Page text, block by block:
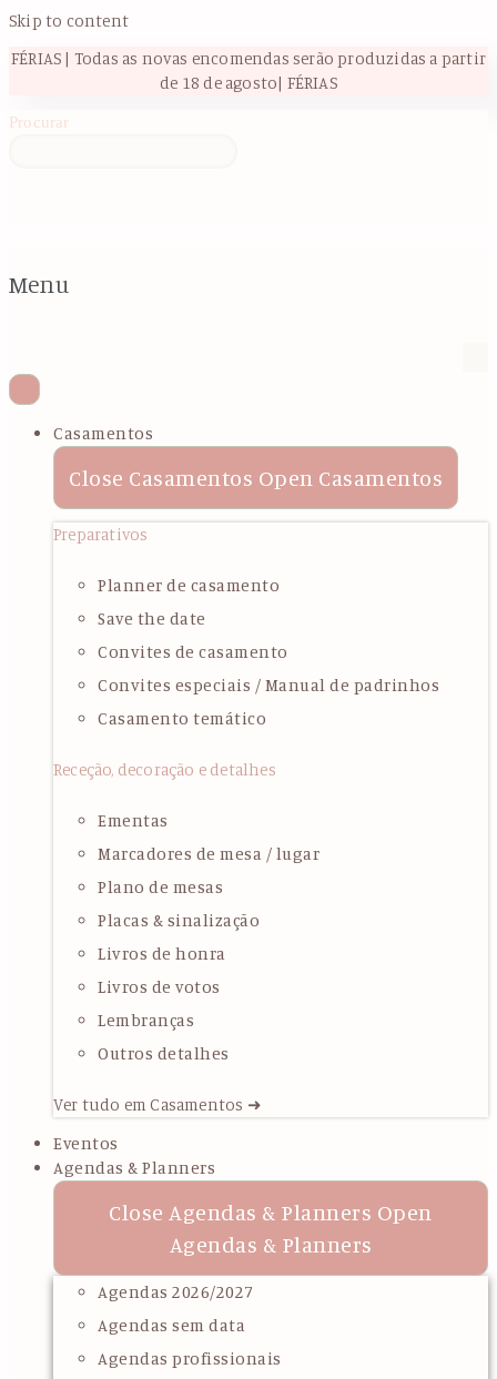
Skip to content
FÉRIAS | Todas as novas encomendas serão produzidas a partir
de 18 de agosto| FÉRIAS
Procurar
Menu
Casamentos
Close Casamentos Open Casamentos
Preparativos
Planner de casamento
Save the date
Convites de casamento
Convites especiais / Manual de padrinhos
Casamento temático
Receção, decoração e detalhes
Ementas
Marcadores de mesa / lugar
Plano de mesas
Placas & sinalização
Livros de honra
Livros de votos
Lembranças
Outros detalhes
Ver tudo em Casamentos ➜
Eventos
Agendas & Planners
Close Agendas & Planners Open
Agendas & Planners
Agendas 2026/2027
Agendas sem data
Agendas profissionais